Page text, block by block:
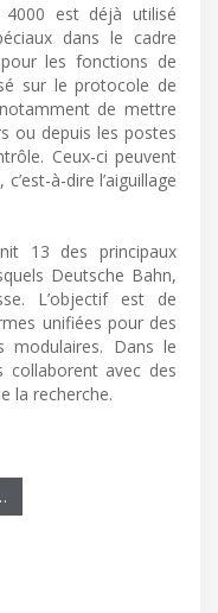
4000 est déjà utilisé
dans le cadre
pour les fonctions de
sur le protocole de
de mettre
ou depuis les postes
Ceux-ci peuvent
à-dire l’aiguillage
13 des principaux
Deutsche Bahn,
L’objectif est de
unifiées pour des
modulaires. Dans le
collaborent avec des
la recherche.